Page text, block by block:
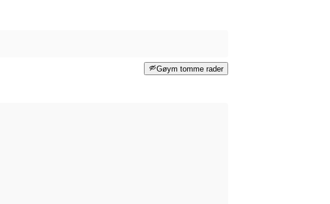
Gøym tomme rader